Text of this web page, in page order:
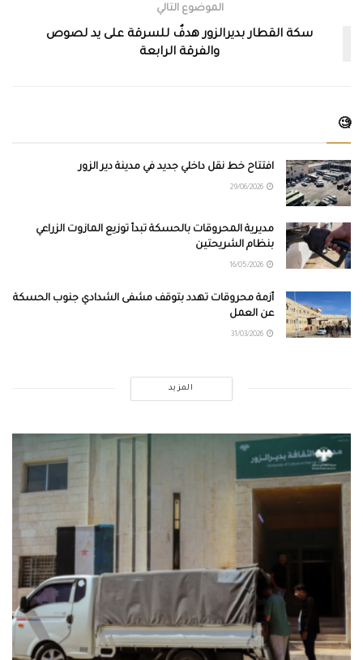
الموضوع التالي
سكة القطار بديرالزور هدفٌ للسرقة على يد لصوص
والفرقة الرابعة
🧐
افتتاح خط نقل داخلي جديد في مدينة دير الزور
مديرية المحروقات بالحسكة تبدأ توزيع المازوت الزراعي
بنظام الشريحتين
أزمة محروقات تهدد بتوقف مشفى الشدادي جنوب الحسكة
عن العمل
المزيد